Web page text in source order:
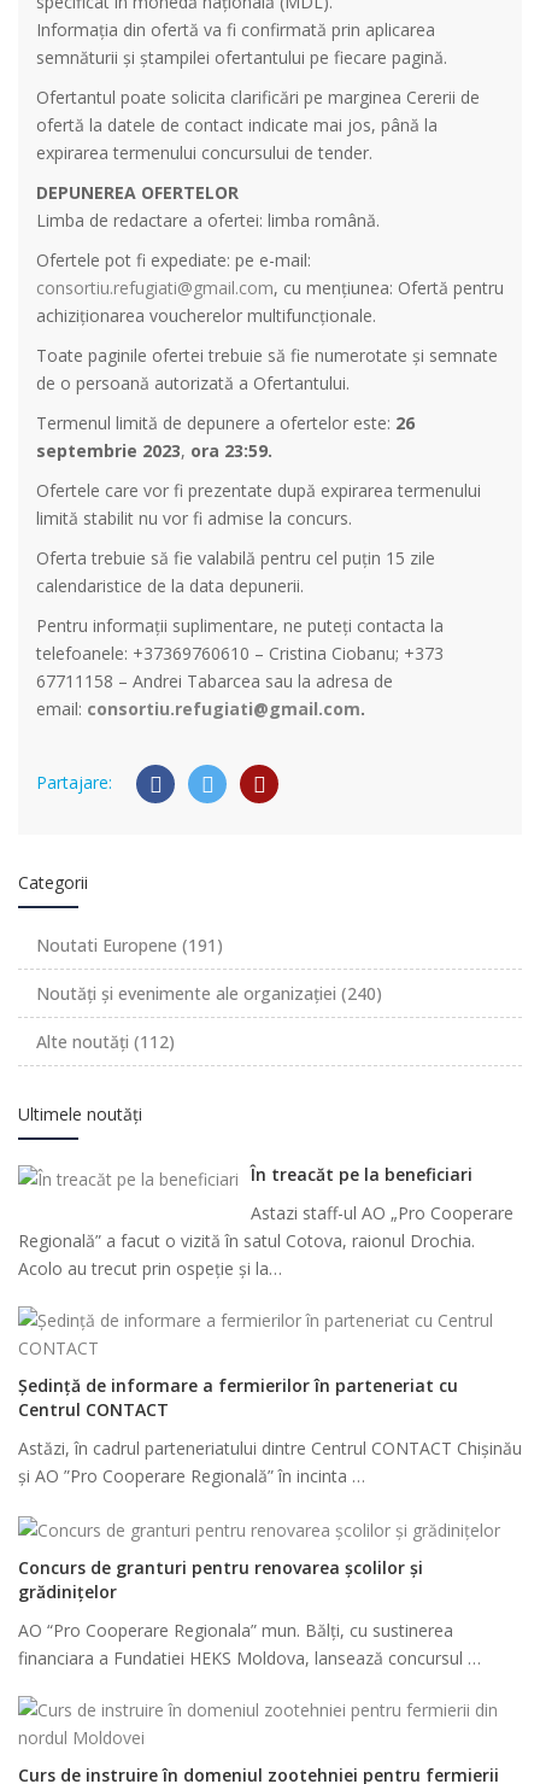
Informația din ofertă va fi confirmată prin aplicarea
semnăturii și ștampilei ofertantului pe fiecare pagină.
Ofertantul poate solicita clarificări pe marginea Cererii de
ofertă la datele de contact indicate mai jos, până la
expirarea termenului concursului de tender.
DEPUNEREA OFERTELOR
Limba de redactare a ofertei: limba română.
Ofertele pot fi expediate: pe e-mail:
consortiu.refugiati@gmail.com, cu mențiunea: Ofertă pentru
achiziționarea voucherelor multifuncționale.
Toate paginile ofertei trebuie să fie numerotate și semnate
de o persoană autorizată a Ofertantului.
Termenul limită de depunere a ofertelor este: 26
septembrie 2023, ora 23:59.
Ofertele care vor fi prezentate după expirarea termenului
limită stabilit nu vor fi admise la concurs.
Oferta trebuie să fie valabilă pentru cel puțin 15 zile
calendaristice de la data depunerii.
Pentru informații suplimentare, ne puteți contacta la
telefoanele: +37369760610 – Cristina Ciobanu; +373
67711158 – Andrei Tabarcea sau la adresa de
email: consortiu.refugiati@gmail.com.
Partajare:
Categorii
Noutati Europene (191)
Noutăți și evenimente ale organizației (240)
Alte noutăți (112)
Ultimele noutăți
În treacăt pe la beneficiari
Astazi staff-ul AO „Pro Cooperare
Regională” a facut o vizită în satul Cotova, raionul Drochia.
Acolo au trecut prin ospeție și la…
Ședință de informare a fermierilor în parteneriat cu
Centrul CONTACT
Astăzi, în cadrul parteneriatului dintre Centrul CONTACT Chișinău
și AO ”Pro Cooperare Regională” în incinta …
Concurs de granturi pentru renovarea școlilor și
grădinițelor
AO “Pro Cooperare Regionala” mun. Bălți, cu sustinerea
financiara a Fundatiei HEKS Moldova, lansează concursul …
Curs de instruire în domeniul zootehniei pentru fermierii